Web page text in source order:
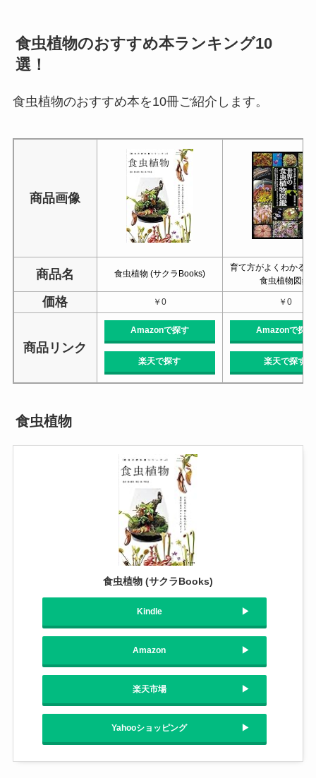
食虫植物のおすすめ本ランキング10
選！
食虫植物のおすすめ本を10冊ご紹介します。
商品画像
商品名 食虫植物 (サクラBooks)
育て方がよくわかる
食虫植物図鑑
価格 ￥0 ￥0
商品リンク
Amazonで探す
楽天で探す
Amazonで探す
楽天で探す
食虫植物
食虫植物 (サクラBooks)
Kindle
Amazon
楽天市場
Yahooショッピング